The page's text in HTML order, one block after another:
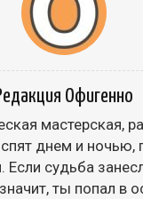
Офигенно
мастерская,
днем и ночью,
Если судьба
ты попал в